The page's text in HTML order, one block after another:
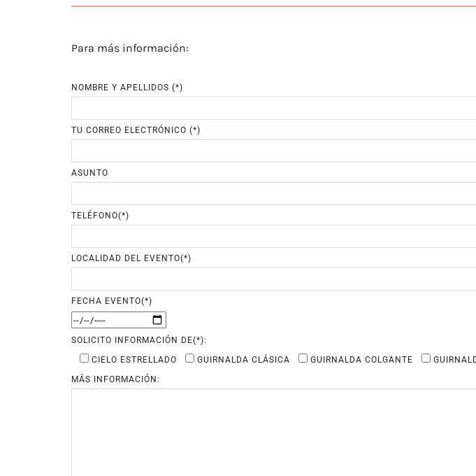
Para más información:
NOMBRE Y APELLIDOS (*)
TU CORREO ELECTRÓNICO (*)
ASUNTO
TELÉFONO(*)
LOCALIDAD DEL EVENTO(*)
FECHA EVENTO(*)
SOLICITO INFORMACIÓN DE(*):
CIELO ESTRELLADO
GUIRNALDA CLÁSICA GUIRNALDA COLGANTE
MÁS INFORMACIÓN: